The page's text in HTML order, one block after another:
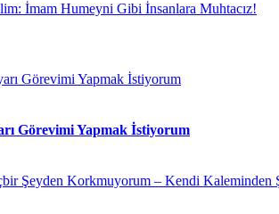
İmam Humeyni Gibi İnsanlara Muhtacız!
Görevimi Yapmak İstiyorum